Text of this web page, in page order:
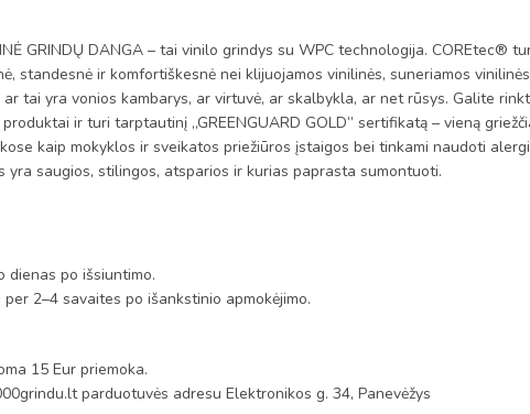
GRINDŲ DANGA – tai vinilo grindys su WPC technologija.
standesnė ir komfortiškesnė nei klijuojamos vinilinės, suneriamos
tai yra vonios kambarys, ar virtuvė, ar skalbykla, ar net rūsys. Galite
ir turi tarptautinį „GREENGUARD GOLD” sertifikatą – vieną
kaip mokyklos ir sveikatos priežiūros įstaigos bei tinkami naudoti
yra saugios, stilingos, atsparios ir kurias paprasta sumontuoti.
dienas po išsiuntimo.
2–4 savaites po išankstinio apmokėjimo.
15 Eur priemoka.
parduotuvės adresu Elektronikos g. 34, Panevėžys